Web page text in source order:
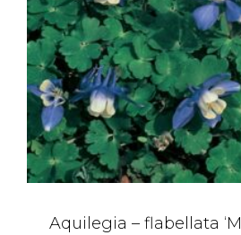
Aquilegia – flabellata